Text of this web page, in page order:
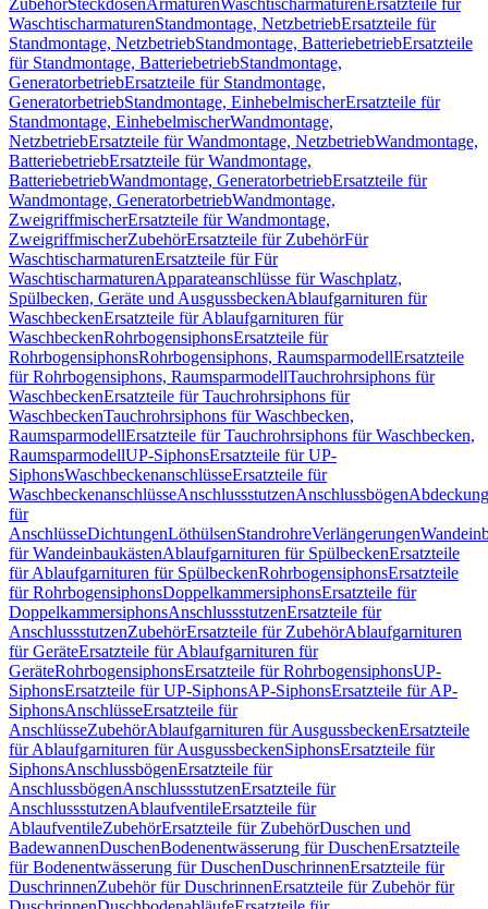
ZubehörSteckdosenArmaturenWaschtischarmaturen Ersatzteile für
WaschtischarmaturenStandmontage, NetzbetriebErsatzteile für
Standmontage, NetzbetriebStandmontage, BatteriebetriebErsatzteile
für Standmontage, BatteriebetriebStandmontage,
GeneratorbetriebErsatzteile für Standmontage,
GeneratorbetriebStandmontage, EinhebelmischerErsatzteile für
Standmontage, EinhebelmischerWandmontage,
NetzbetriebErsatzteile für Wandmontage, NetzbetriebWandmontage,
BatteriebetriebErsatzteile für Wandmontage,
BatteriebetriebWandmontage, GeneratorbetriebErsatzteile für
Wandmontage, GeneratorbetriebWandmontage,
ZweigriffmischerErsatzteile für Wandmontage,
ZweigriffmischerZubehörErsatzteile für ZubehörFür
WaschtischarmaturenErsatzteile für Für
WaschtischarmaturenApparateanschlüsse für Waschplatz,
Spülbecken, Geräte und AusgussbeckenAblaufgarnituren für
WaschbeckenErsatzteile für Ablaufgarnituren für
WaschbeckenRohrbogensiphonsErsatzteile für
RohrbogensiphonsRohrbogensiphons, RaumsparmodellErsatzteile
für Rohrbogensiphons, RaumsparmodellTauchrohrsiphons für
WaschbeckenErsatzteile für Tauchrohrsiphons für
WaschbeckenTauchrohrsiphons für Waschbecken,
RaumsparmodellErsatzteile für Tauchrohrsiphons für Waschbecken,
RaumsparmodellUP-SiphonsErsatzteile für UP-
SiphonsWaschbeckenanschlüsseErsatzteile für
WaschbeckenanschlüsseAnschlussstutzenAnschlussbögen
für
AnschlüsseDichtungenLöthülsenStandrohreVerlängerungen
für WandeinbaukästenAblaufgarnituren für SpülbeckenErsatzteile
für Ablaufgarnituren für SpülbeckenRohrbogensiphonsErsatzteile
für RohrbogensiphonsDoppelkammersiphonsErsatzteile für
DoppelkammersiphonsAnschlussstutzenErsatzteile für
AnschlussstutzenZubehörErsatzteile für ZubehörAblaufgarnituren
für GeräteErsatzteile für Ablaufgarnituren für
GeräteRohrbogensiphonsErsatzteile für RohrbogensiphonsUP-
SiphonsErsatzteile für UP-SiphonsAP-SiphonsErsatzteile für AP-
SiphonsAnschlüsseErsatzteile für
AnschlüsseZubehörAblaufgarnituren für AusgussbeckenErsatzteile
für Ablaufgarnituren für AusgussbeckenSiphonsErsatzteile für
SiphonsAnschlussbögenErsatzteile für
AnschlussbögenAnschlussstutzenErsatzteile für
AnschlussstutzenAblaufventileErsatzteile für
AblaufventileZubehörErsatzteile für ZubehörDuschen und
BadewannenDuschenBodenentwässerung für DuschenErsatzteile
für Bodenentwässerung für DuschenDuschrinnenErsatzteile für
DuschrinnenZubehör für DuschrinnenErsatzteile für Zubehör für